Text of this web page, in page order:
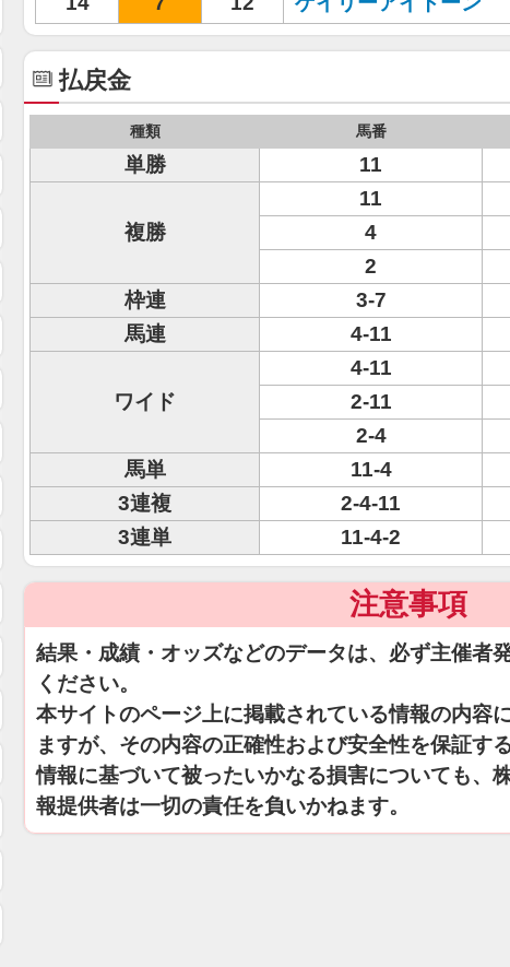
払戻金
種類 馬番
単勝 11
複勝
11
4
2
枠連
3-7
馬連
4-11
ワイド
4-11
2-11
2-4
馬単
11-4
3連複
2-4-11
3連単
11-4-2
注意事項
結果・成績・オッズなどのデータは、必ず主催者
ください。
本サイトのページ上に掲載されている情報の内容
ますが、その内容の正確性および安全性を保証す
情報に基づいて被ったいかなる損害についても、
報提供者は一切の責任を負いかねます。